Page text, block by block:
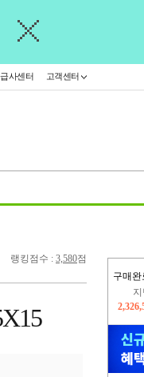
사센터 고객센터
구매완
랭킹점수 : 3,580점